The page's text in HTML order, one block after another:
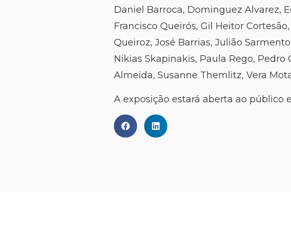
Daniel Barroca, Dominguez Alvarez,
Francisco Queirós, Gil Heitor
Queiroz, José Barrias, Julião
Nikias Skapinakis, Paula Rego, Pedro
Almeida, Susanne Themlitz, Vera
A exposição estará aberta ao público